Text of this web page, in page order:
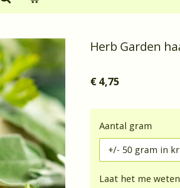
Herb Garden
€ 4,75
Aantal gram
Laat het me